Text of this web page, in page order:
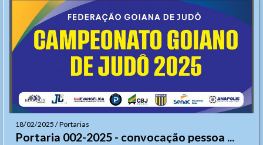
18/02/2025 / Portarias
Portaria 002-2025 - convocação pessoa ...